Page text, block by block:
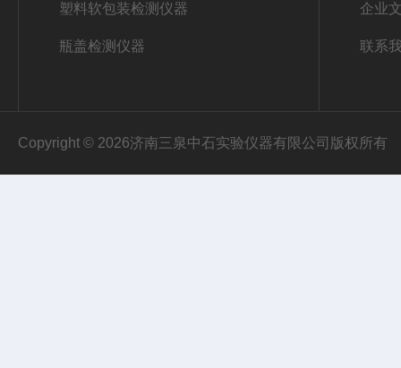
塑料软包装检测仪器
瓶盖检测仪器
企业
联系
Copyright © 2026济南三泉中石实验仪器有限公司版权所有